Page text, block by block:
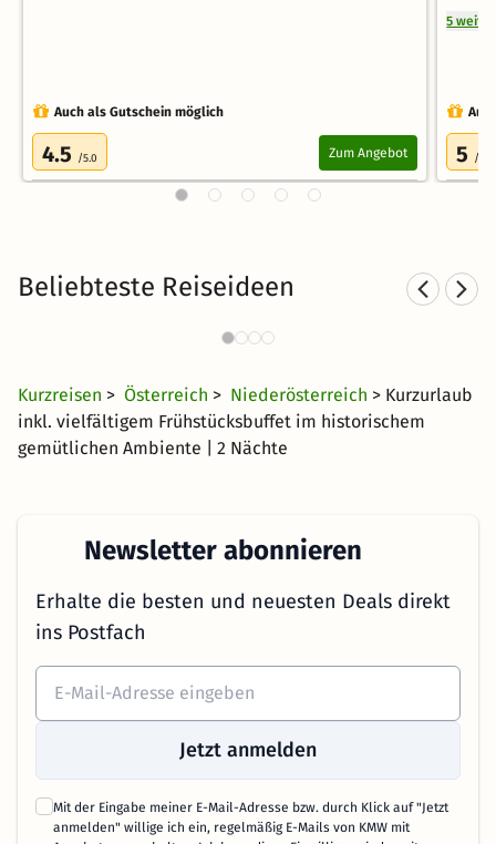
Auch als Gutschein möglich
4.5 /5.0 Zum Angebot
5
5 /5.0
Beliebteste Reiseideen
Familienurlaub in den Bergen
4130 Angebote
Kurzreisen > Österreich > Niederösterreich > Kurzurlaub
inkl. vielfältigem Frühstücksbuffet im historischem
gemütlichen Ambiente | 2 Nächte
Newsletter abonnieren
Erhalte die besten und neuesten Deals direkt
ins Postfach
Jetzt anmelden
Mit der Eingabe meiner E-Mail-Adresse bzw. durch Klick auf "Jetzt
anmelden" willige ich ein, regelmäßig E-Mails von KMW mit